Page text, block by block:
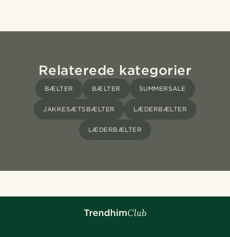
Relaterede kategorier
BÆLTER BÆLTER SUMMERSALE
JAKKESÆTSBÆLTER LÆDERBÆLTER
LÆDERBÆLTER